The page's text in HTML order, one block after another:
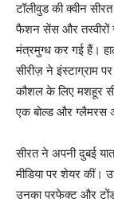
टॉलीवुड की क्वीन
फैशन सेंस और तस्वीरों
मंत्रमुग्ध कर गई हैं।
सीरीज़ ने इंस्टाग्राम
कौशल के लिए मशहूर
एक बोल्ड और ग्लैमरस
सीरत ने अपनी दुबई
मीडिया पर शेयर कीं।
उनका परफेक्ट और